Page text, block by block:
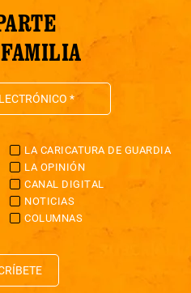
LA CARICATURA DE GUARDIA
LA OPINIÓN
CANAL DIGITAL
NOTICIAS
COLUMNAS